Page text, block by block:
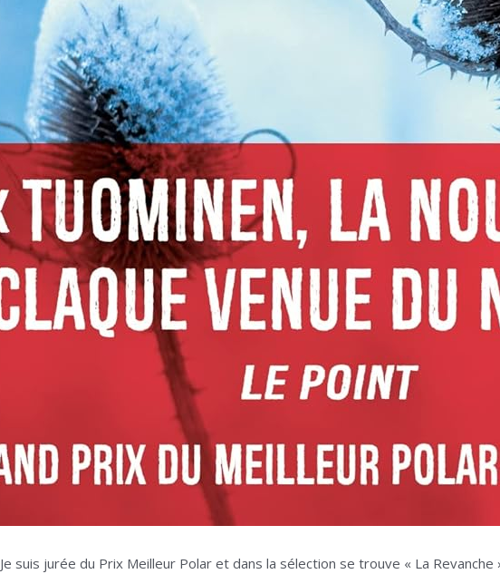
Je suis jurée du Prix Meilleur Polar et dans la sélection se trouve « La Revanche